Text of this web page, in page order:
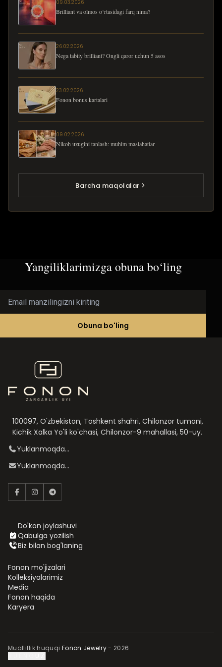
09.03.2026
Brilliant va olmos o‘rtasidagi farq nima?
26.02.2026
Nega tabiiy brilliant? Ongli qaror uchun 5 asos
23.02.2026
Fonon bonus kartalari
09.02.2026
Nikoh uzugini tanlash: muhim maslahatlar
Barcha maqolalar
Yangiliklarimizga obuna bo‘ling
Obuna bo'ling
100097, O'zbekiston, Toshkent shahri, Chilonzor tumani,
Kichik Xalka Yo'li ko'chasi, Chilonzor-9 mahallasi, 50-uy.
Yuklanmoqda...
Yuklanmoqda...
Do'kon joylashuvi
Qabulga yozilish
Biz bilan bog'laning
Fonon mo'jizalari
Kolleksiyalarimiz
Media
Fonon haqida
Karyera
Mualliflik huquqi Fonon Jewelry- 2026